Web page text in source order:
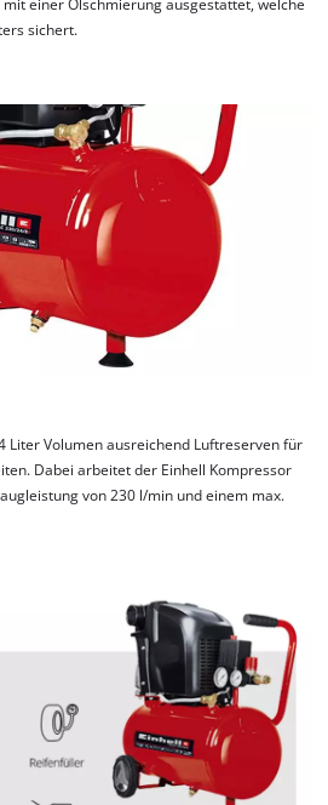
deine Zustimmung, um
Maps laden zu können!
that are not disclosed to the
website owner needs to setup
with their CMP to add this content
to the list of technologies used.
byUsercentrics Consent
Management Platform
einer Ölschmierung ausgestattet, welche
sichert.
Liter Volumen ausreichend Luftreserven für
Dabei arbeitet der Einhell Kompressor
von 230 l/min und einem max.